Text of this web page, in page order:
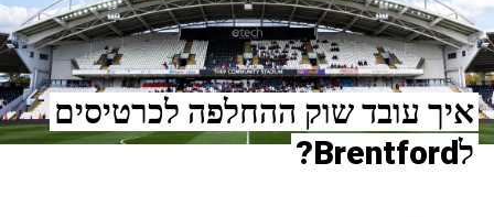
איך עובד שוק ההחלפה לכרטיסים
לBrentford?